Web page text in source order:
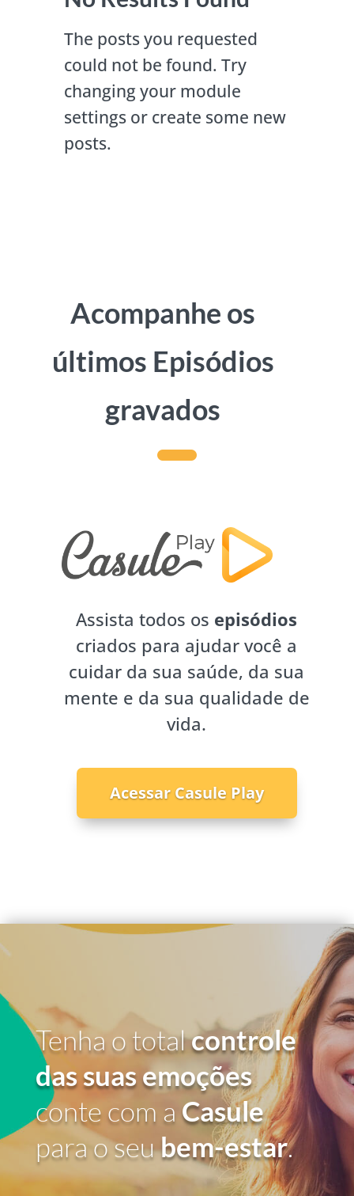
The posts you requested
could not be found. Try
changing your module
settings or create some new
posts.
Acompanhe os
últimos Episódios
gravados
Assista todos os episódios
criados para ajudar você a
cuidar da sua saúde, da sua
mente e da sua qualidade de
vida.
Acessar Casule Play
Tenha o totalcontrole
das suas emoções
conte com a Casule
para o seubem-estar.